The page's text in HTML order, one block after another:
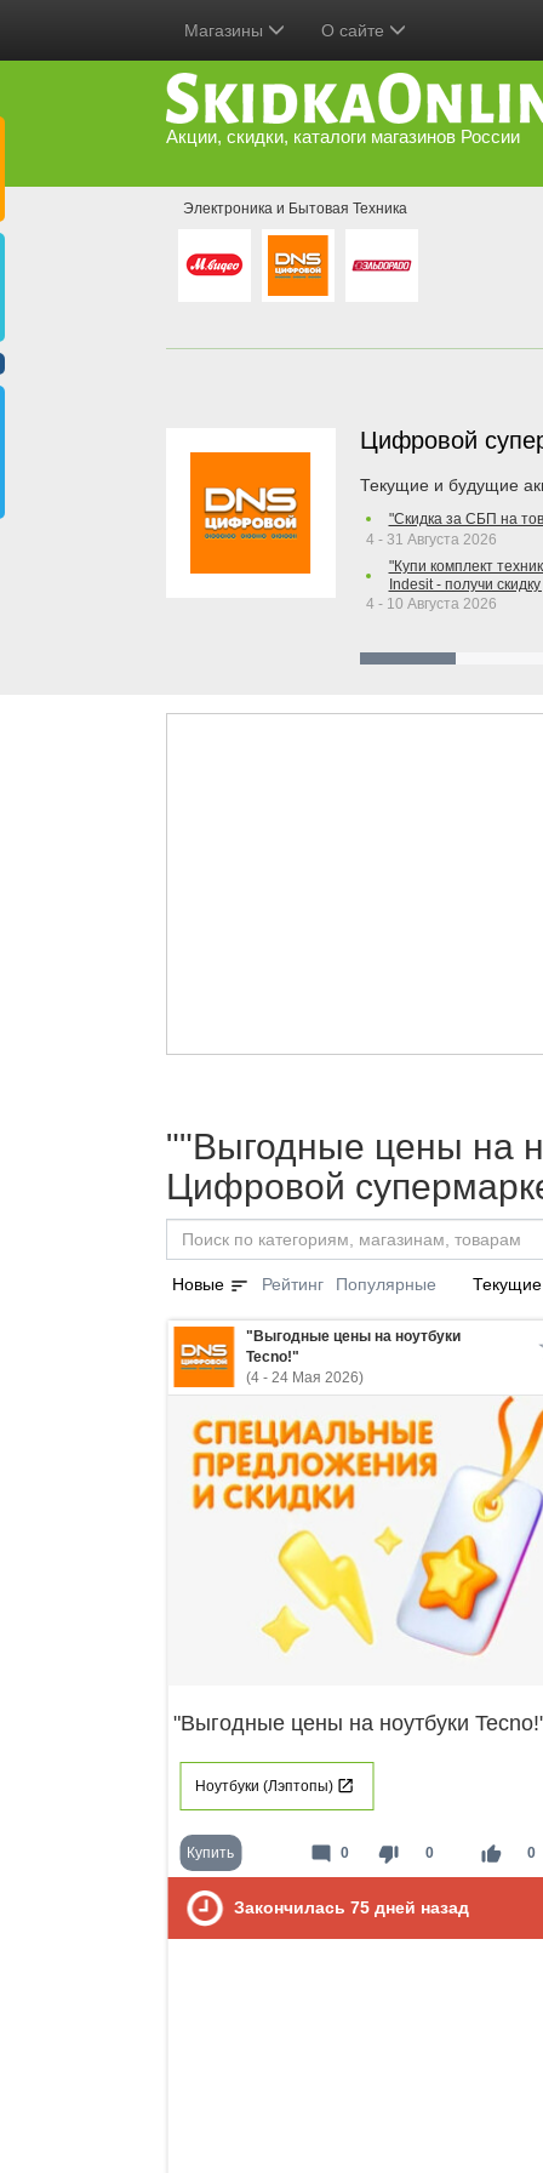
Магазины О сайте
Акции, скидки, каталоги магазинов России
Электроника и Бытовая Техника
Цифровой
Текущие и будущие
"Скидка за СБП на
4 - 31 Августа 2026
"Купи комплект
Indesit - получи
4 - 10 Августа 2026
""Выгодные цены на
Цифровой
Новые sort Рейтинг Популярные Текущие
"Выгодные цены на ноутбуки
Tecno!"
(4 - 24 Мая 2026)
"Выгодные цены на ноутбуки
Ноутбуки (Лэптопы)
Купить thumb_down 0 thumb_up 0
mode_comment 0
Закончилась 75 дней назад